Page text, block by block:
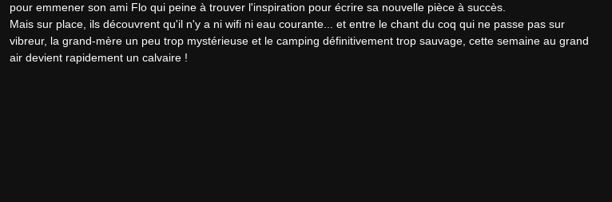
pour emmener son ami Flo qui peine à trouver l'inspiration pour écrire sa nouvelle pièce à succès.
Mais sur place, ils découvrent qu'il n'y a ni wifi ni eau courante... et entre le chant du coq qui ne passe pas sur
vibreur, la grand-mère un peu trop mystérieuse et le camping définitivement trop sauvage, cette semaine au grand
air devient rapidement un calvaire !